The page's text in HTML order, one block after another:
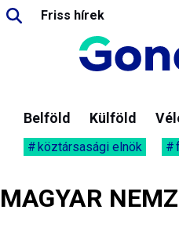
Friss hírek
Belföld Külföld
köztársasági elnök
MAGYAR